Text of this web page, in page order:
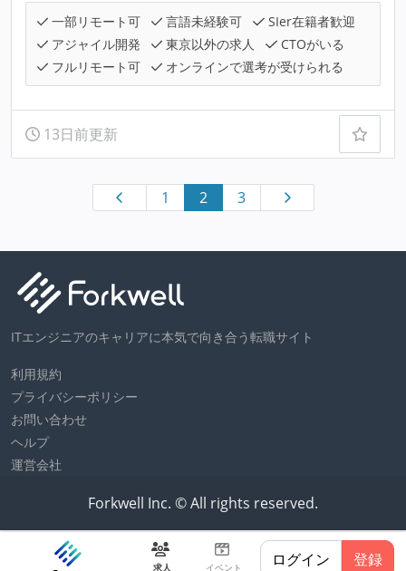
求人 イベント ログイン 登録
一部リモート可 言語未経験可
SIer在籍者歓迎
アジャイル開発
東京以外の求人
CTOがいる
フルリモート可
オンラインで選考が受けられる
13日前更新
1 2 3
ITエンジニアのキャリアに本気で向き合う転職サイト
利用規約
プライバシーポリシー
お問い合わせ
ヘルプ
運営会社
Forkwell Inc. © All rights reserved.